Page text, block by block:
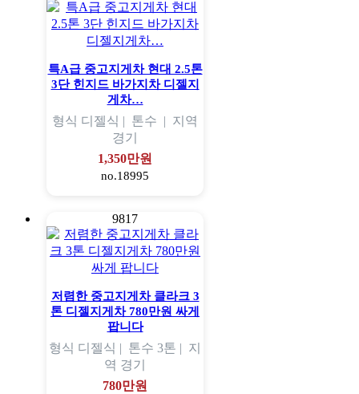
특A급 중고지게차 현대 2.5톤
3단 힌지드 바가지차 디젤지
게차…
형식 디젤식 | 톤수 | 지역
경기
1,350만원
no.18995
9817
저렴한 중고지게차 클라크 3
톤 디젤지게차 780만원 싸게
팝니다
형식 디젤식 | 톤수 3톤 | 지
역 경기
780만원